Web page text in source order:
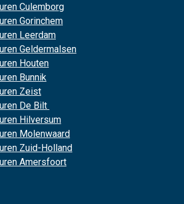
Culemborg
Gorinchem
Leerdam
Geldermalsen
Houten
Bunnik
Zeist
De Bilt
Hilversum
Molenwaard
Zuid-Holland
Amersfoort